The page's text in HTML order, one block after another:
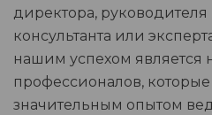
директора, руководителя
консультанта или
нашим успехом является
профессионалов,
значительным опытом